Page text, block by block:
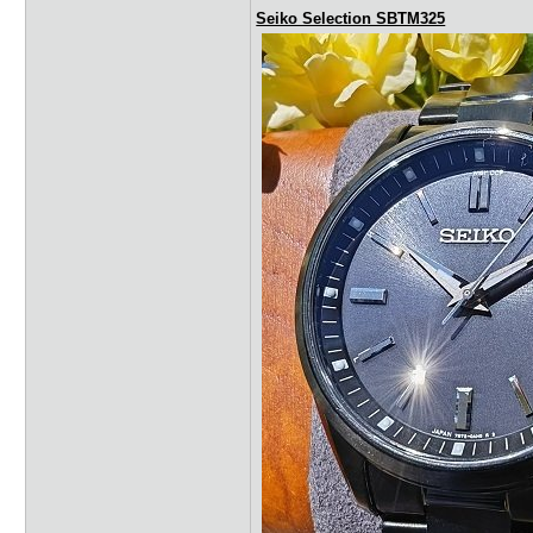
Seiko Selection SBTM325